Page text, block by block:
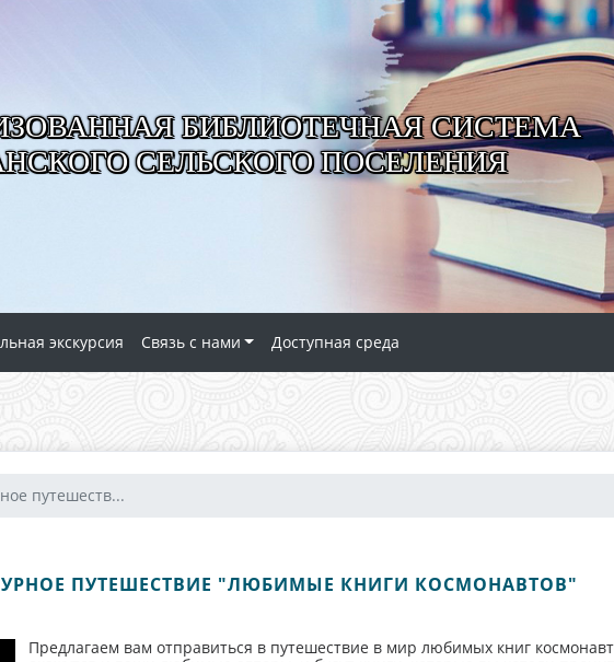
БИБЛИОТЕЧНАЯ СИСТЕМА
СЕЛЬСКОГО ПОСЕЛЕНИЯ
экскурсия Связь с нами Доступная среда
путешеств...
ПУТЕШЕСТВИЕ "ЛЮБИМЫЕ КНИГИ КОСМОНАВТОВ"
Предлагаем вам отправиться в путешествие в мир любимых книг